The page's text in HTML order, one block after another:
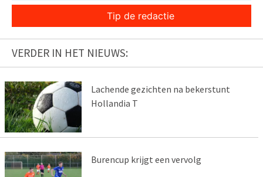
Tip de redactie
VERDER IN HET NIEUWS:
Lachende gezichten na bekerstunt
Hollandia T
Burencup krijgt een vervolg